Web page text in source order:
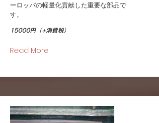
ーロッパの軽量化貢献した重要な部品で
す。
15000円（+消費税）
Read More